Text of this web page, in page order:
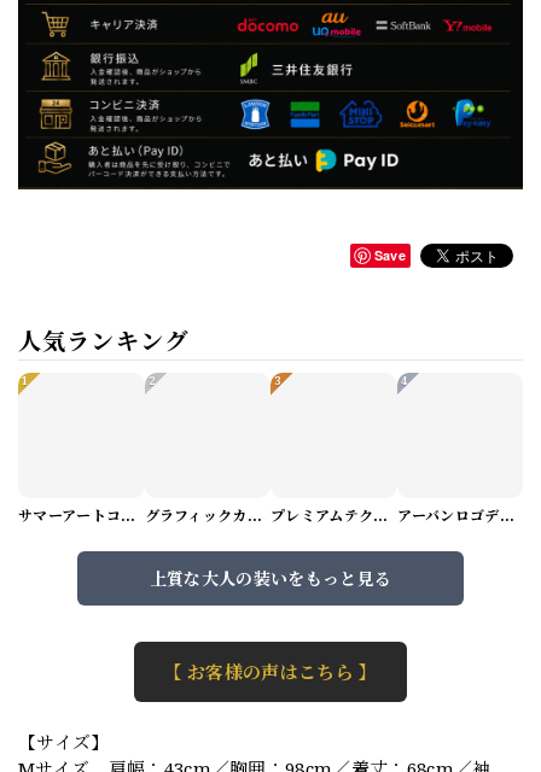
Save
人気ランキング
1
サマーアートコーデセット（5パターン） M1048
2
グラフィックカーゴショートパンツ M1029
3
プレミアムテクスチャーニット（4color） M0971
4
アーバンロゴデザインTシャツ（3color） M0984
上質な大人の装いをもっと見る
【 お客様の声はこちら 】
【サイズ】